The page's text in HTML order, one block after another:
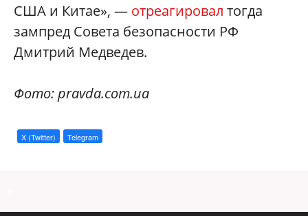
США и Китае», — отреагировал тогда
зампред Совета безопасности РФ
Дмитрий Медведев.
Фото: pravda.com.ua
X (Twitter) Telegram